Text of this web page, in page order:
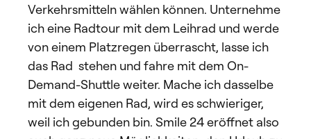
Verkehrsmitteln wählen können. Unternehme
ich eine Radtour mit dem Leihrad und werde
von einem Platzregen überrascht, lasse ich
das Rad stehen und fahre mit dem On-
Demand-Shuttle weiter. Mache ich dasselbe
mit dem eigenen Rad, wird es schwieriger,
weil ich gebunden bin. Smile 24 eröffnet also